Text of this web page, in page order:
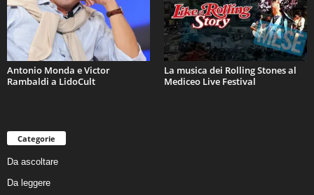
Antonio Monda e Victor
Rambaldi a LidoCult
La musica dei Rolling Stones al
Mediceo Live Festival
Categorie
Da ascoltare
Da leggere